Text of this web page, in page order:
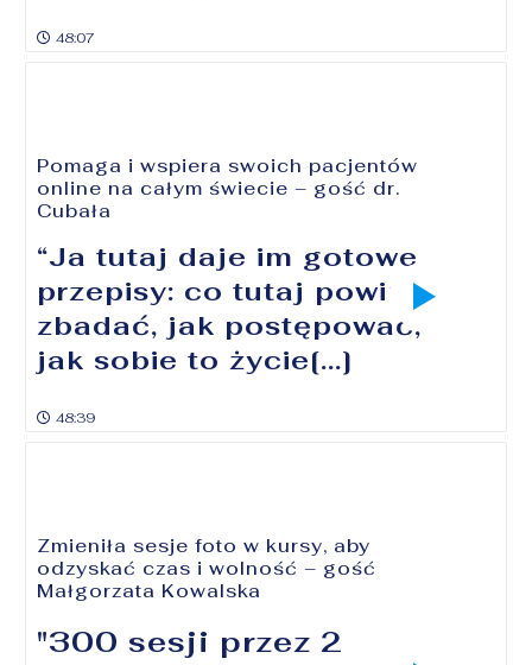
48:07
Pomaga i wspiera swoich pacjentów
online na całym świecie – gość dr.
Cubała
“Ja tutaj daje im gotowe
przepisy: co tutaj powinni
zbadać, jak postępować,
jak sobie to życie[...]
48:39
Zmieniła sesje foto w kursy, aby
odzyskać czas i wolność – gość
Małgorzata Kowalska
"300 sesji przez 2